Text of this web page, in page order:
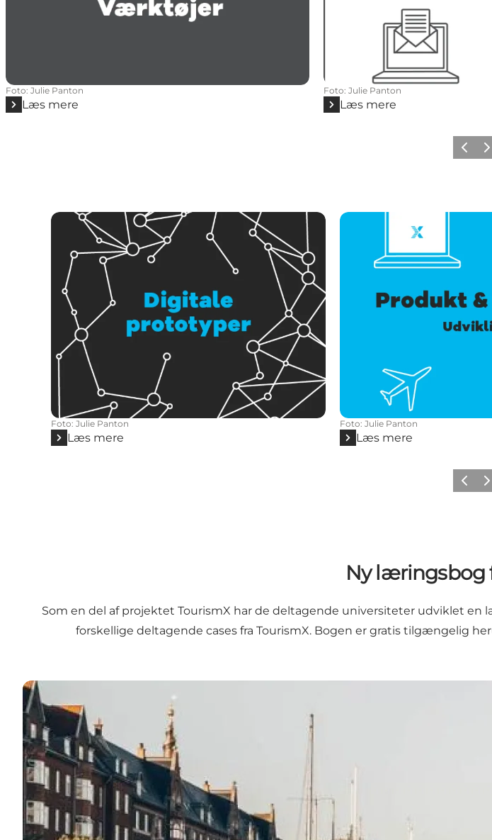
Foto: Julie Panton
Læs mere
Foto: Julie Panton
Læs mere
Forrige
Foto: Julie Panton
Læs mere
Foto: Julie Panton
Læs mere
Forrige
Ny læringsbog
Som en del af projektet TourismX har de deltagende universiteter udviklet
forskellige deltagende cases fra TourismX. Bogen er gratis tilgængelig
Download bog her